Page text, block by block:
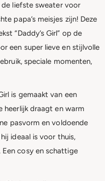
de liefste sweater voor
papa’s meisjes zijn! Deze
“Daddy’s Girl” op de
een super lieve en stijlvolle
speciale momenten,
is gemaakt van een
draagt en warm
pasvorm en voldoende
ideaal is voor thuis,
cosy en schattige